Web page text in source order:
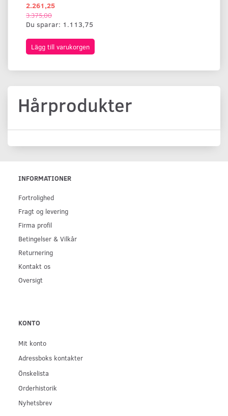
2.261,25
3.375,00
Du sparar: 1.113,75
Lägg till varukorgen
Hårprodukter
INFORMATIONER
Fortrolighed
Fragt og levering
Firma profil
Betingelser & Vilkår
Returnering
Kontakt os
Oversigt
KONTO
Mit konto
Adressboks kontakter
Önskelista
Orderhistorik
Nyhetsbrev